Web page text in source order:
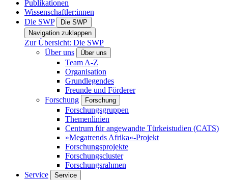
Publikationen
Wissenschaftler:innen
Die SWP
Die SWP
Navigation zuklappen
Zur Übersicht: Die SWP
Über uns
Über uns
Team A-Z
Organisation
Grundlegendes
Freunde und Förderer
Forschung
Forschung
Forschungsgruppen
Themenlinien
Centrum für angewandte Türkeistudien (CATS)
»Megatrends Afrika«-Projekt
Forschungsprojekte
Forschungscluster
Forschungsrahmen
Service
Service